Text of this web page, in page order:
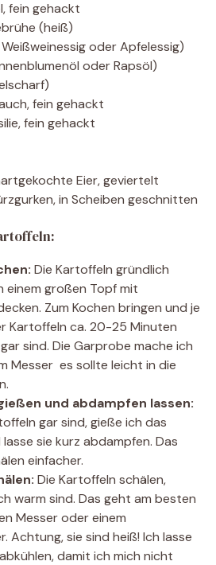
fein gehackt
(heiß)
Weißweinessig oder Apfelessig)
oder Rapsöl)
fein gehackt
fein gehackt
Eier, geviertelt
in Scheiben geschnitten
Die Kartoffeln gründlich
einem großen Topf mit
Zum Kochen bringen und je
Kartoffeln ca. 20-25 Minuten
sind. Die Garprobe mache ich
Messer  es sollte leicht in die
und abdampfen lassen:
gar sind, gieße ich das
sie kurz abdampfen. Das
einfacher.
Die Kartoffeln schälen,
warm sind. Das geht am besten
Messer oder einem
Achtung, sie sind heiß! Ich lasse
damit ich mich nicht